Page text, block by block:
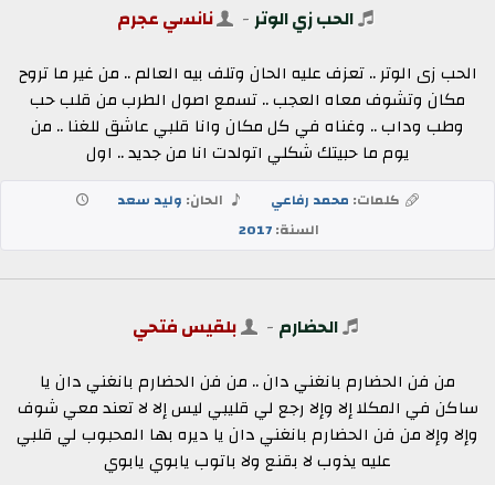
الحب زي الوتر- نانسي عجرم
الحب زى الوتر .. تعزف عليه الحان وتلف بيه العالم .. من غير ما تروح
مكان وتشوف معاه العجب .. تسمع اصول الطرب من قلب حب
وطب وداب .. وغناه في كل مكان وانا قلبي عاشق للغنا .. من
يوم ما حبيتك شكلي اتولدت انا من جديد .. اول
كلمات: محمد رفاعي الحان: وليد سعد
السنة:2017
الحضارم - بلقيس فتحي
من فن الحضارم بانغني دان .. من فن الحضارم بانغني دان يا
ساكن في المكلا إلا وإلا رجع لي قليبي ليس إلا لا تعند معي شوف
وإلا وإلا من فن الحضارم بانغني دان يا ديره بها المحبوب لي قلبي
عليه يذوب لا بقنع ولا باتوب يابوي يابوي